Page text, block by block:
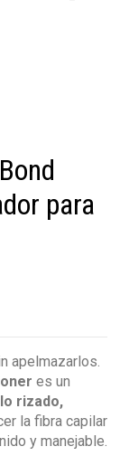
para
apelmazarlos.
es un
rizado,
la fibra capilar
y manejable.